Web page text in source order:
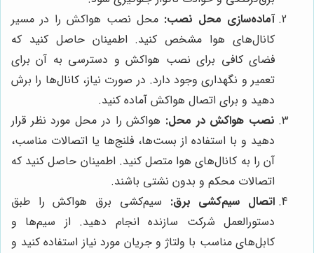
آماده‌سازی محل نصب: محل نصب هواکش را در مسیر
کانال‌های هوا مشخص کنید. اطمینان حاصل کنید که
فضای کافی برای نصب هواکش و دسترسی به آن برای
تعمیر و نگهداری وجود دارد. در صورت نیاز، کانال‌ها را برش
دهید و برای اتصال هواکش آماده کنید.
نصب هواکش در محل: هواکش را در محل مورد نظر قرار
دهید و با استفاده از بست‌ها، فلنج‌ها یا اتصالات مناسب،
آن را به کانال‌های هوا متصل کنید. اطمینان حاصل کنید که
اتصالات محکم و بدون نشتی باشند.
اتصال سیم‌کشی برق: سیم‌کشی برق هواکش را طبق
دستورالعمل شرکت سازنده انجام دهید. از سیم‌ها و
کابل‌های مناسب با ولتاژ و جریان مورد نیاز استفاده کنید و